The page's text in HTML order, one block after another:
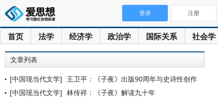
首页 法学 经济学 政治学 国际关系 社会学
登录 注册
文章列表
[中国现当代文学] 王卫平：《子夜》出版90周年与史诗性创作
[中国现当代文学] 林传祥：《子夜》解读九十年